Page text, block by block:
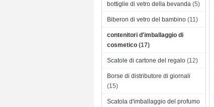
bottiglie di vetro della bevanda (5)
Biberon di vetro del bambino (11)
contenitori d'imballaggio di
cosmetico (17)
Scatole di cartone del regalo (12)
Borse di distributore di giornali
(15)
Scatola d'imballaggio del profumo